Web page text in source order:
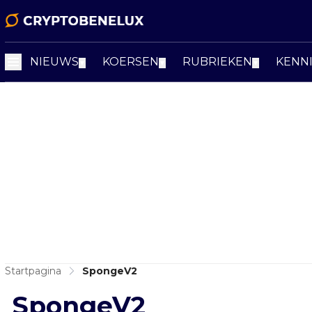
NIEUWS KOERSEN RUBRIEKEN
Startpagina SpongeV2
SpongeV2